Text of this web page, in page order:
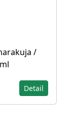
/
Detail